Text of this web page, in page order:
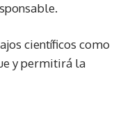
científicos como
y permitirá la